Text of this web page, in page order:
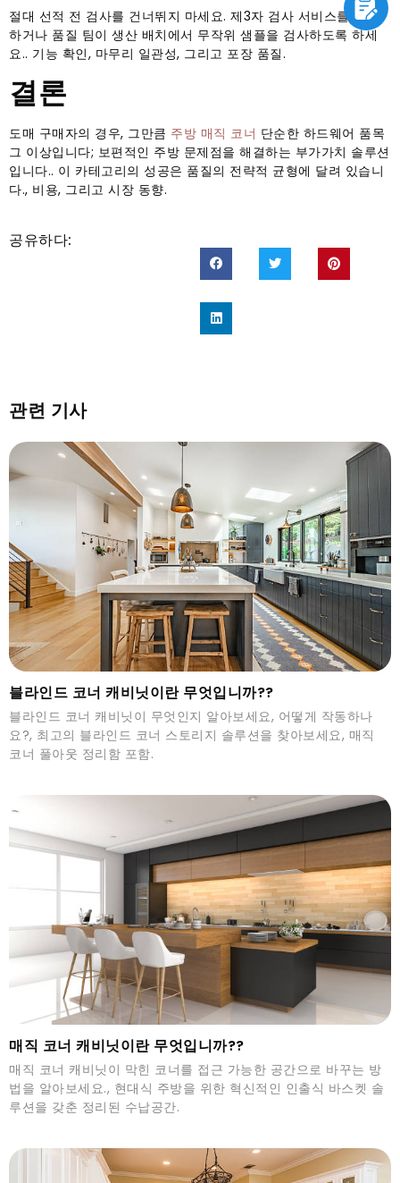
절대 선적 전 검사를 건너뛰지 마세요. 제3자 검사 서비스를 고용
하거나 품질 팀이 생산 배치에서 무작위 샘플을 검사하도록 하세
요.. 기능 확인, 마무리 일관성, 그리고 포장 품질.
결론
도매 구매자의 경우, 그만큼 주방 매직 코너 단순한 하드웨어 품목
그 이상입니다; 보편적인 주방 문제점을 해결하는 부가가치 솔루션
입니다.. 이 카테고리의 성공은 품질의 전략적 균형에 달려 있습니
다., 비용, 그리고 시장 동향.
공유하다:
관련 기사
블라인드 코너 캐비닛이란 무엇입니까??
블라인드 코너 캐비닛이 무엇인지 알아보세요, 어떻게 작동하나
요?, 최고의 블라인드 코너 스토리지 솔루션을 찾아보세요, 매직
코너 풀아웃 정리함 포함.
매직 코너 캐비닛이란 무엇입니까??
매직 코너 캐비닛이 막힌 코너를 접근 가능한 공간으로 바꾸는 방
법을 알아보세요., 현대식 주방을 위한 혁신적인 인출식 바스켓 솔
루션을 갖춘 정리된 수납공간.